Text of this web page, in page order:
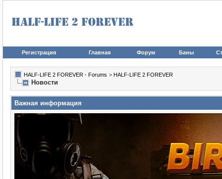
Регистрация Главная Форум Баны
HALF-LIFE 2 FOREVER - Forums > HALF-LIFE 2 FOREVER
Новости
Важная информация